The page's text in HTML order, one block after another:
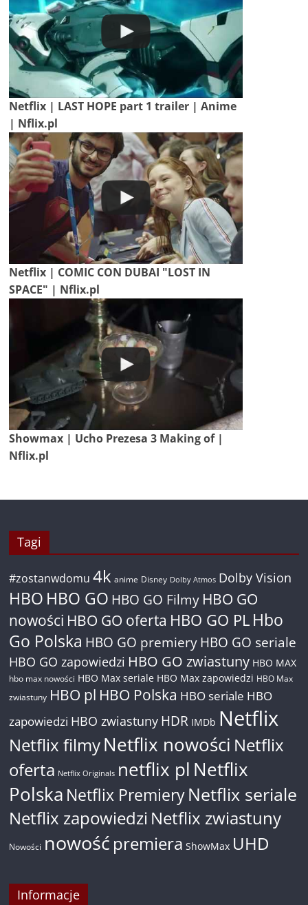
Netflix | LAST HOPE part 1 trailer | Anime
| Nflix.pl
Netflix | COMIC CON DUBAI "LOST IN
SPACE" | Nflix.pl
Showmax | Ucho Prezesa 3 Making of |
Nflix.pl
Tagi
#zostanwdomu 4k anime Disney Dolby Atmos Dolby Vision
HBO HBO GO HBO GO Filmy HBO GO
nowości HBO GO oferta HBO GO PL Hbo
Go Polska HBO GO premiery HBO GO seriale
HBO GO zapowiedzi HBO GO zwiastuny HBO MAX
hbo max nowości HBO Max seriale HBO Max zapowiedzi HBO Max
zwiastuny HBO pl HBO Polska HBO seriale HBO
zapowiedzi HBO zwiastuny HDR IMDb Netflix
Netflix filmyNetflix nowości Netflix
oferta Netflix Originals netflix pl Netflix
Polska Netflix PremieryNetflix seriale
Netflix zapowiedzi Netflix zwiastuny
Nowości nowość premiera ShowMax UHD
Informacje